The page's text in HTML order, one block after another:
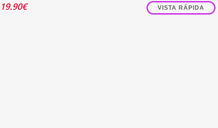
19.90€ VISTA RÁPIDA